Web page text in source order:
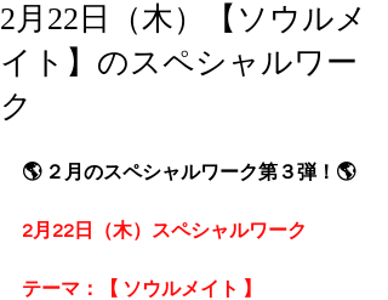
2月22日（木）【ソウルメ
イト】のスペシャルワー
ク
🌎 ２月のスペシャルワーク第３弾！🌎
2月22日（木）スペシャルワーク
テーマ：【 ソウルメイト 】